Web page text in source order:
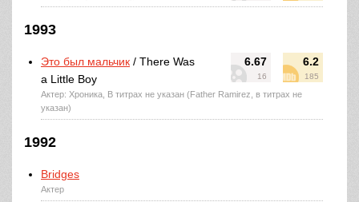
1993
6.67
16
6.2
185
Это был мальчик / There Was
a Little Boy
Актер: Хроника, В титрах не указан (Father Ramirez, в титрах не
указан)
1992
Bridges
Актер